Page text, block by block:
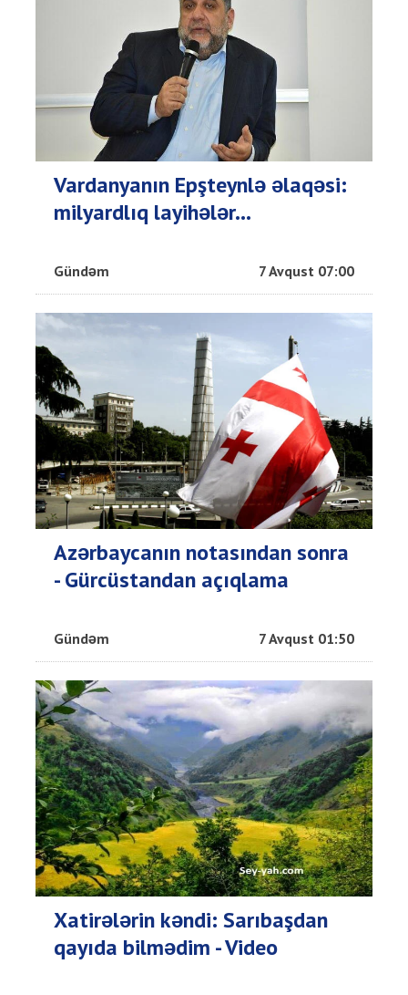
Vardanyanın Epşteynlə əlaqəsi:
milyardlıq layihələr...
Gündəm 7 Avqust 07:00
Azərbaycanın notasından sonra
- Gürcüstandan açıqlama
Gündəm 7 Avqust 01:50
Xatirələrin kəndi: Sarıbaşdan
qayıda bilmədim - Video